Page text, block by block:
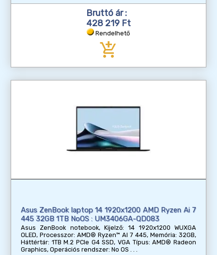
Bruttó ár :
428 219 Ft
Rendelhető
add_shopping_cart
Asus ZenBook laptop 14 1920x1200 AMD Ryzen Ai 7
445 32GB 1TB NoOS : UM3406GA-QD083
Asus ZenBook notebook, Kijelző: 14 1920x1200 WUXGA
OLED, Processzor: AMD® Ryzen™ AI 7 445, Memória: 32GB,
Háttértár: 1TB M.2 PCIe G4 SSD, VGA Típus: AMD® Radeon
Graphics, Operációs rendszer: No OS